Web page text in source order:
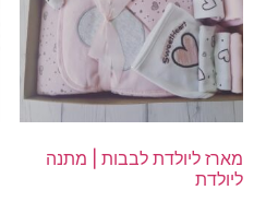
מארז ליולדת לבבות | מתנה
ליולדת